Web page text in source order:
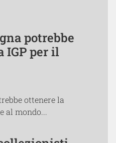
potrebbe
IGP per il
ottenere la
al mondo...